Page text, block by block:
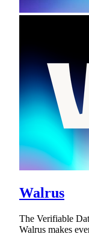
Walrus
The Verifiable
Walrus makes